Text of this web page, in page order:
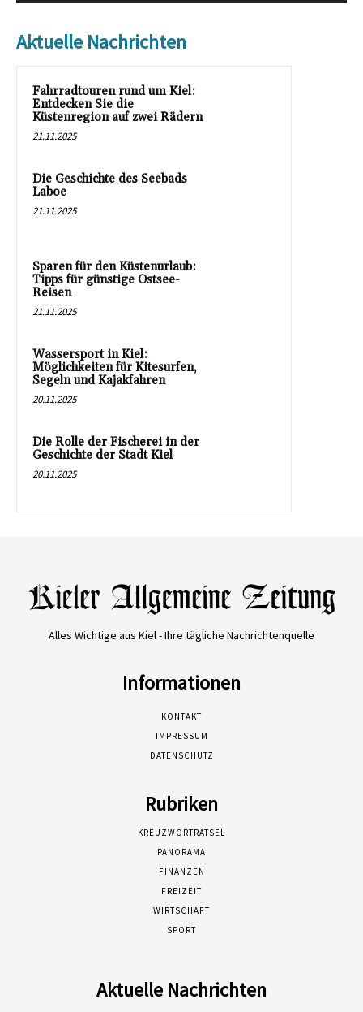
Aktuelle Nachrichten
Fahrradtouren rund um Kiel:
Entdecken Sie die
Küstenregion auf zwei Rädern
21.11.2025
Die Geschichte des Seebads
Laboe
21.11.2025
Sparen für den Küstenurlaub:
Tipps für günstige Ostsee-
Reisen
21.11.2025
Wassersport in Kiel:
Möglichkeiten für Kitesurfen,
Segeln und Kajakfahren
20.11.2025
Die Rolle der Fischerei in der
Geschichte der Stadt Kiel
20.11.2025
Alles Wichtige aus Kiel - Ihre tägliche Nachrichtenquelle
Informationen
KONTAKT
IMPRESSUM
DATENSCHUTZ
Rubriken
KREUZWORTRÄTSEL
PANORAMA
FINANZEN
FREIZEIT
WIRTSCHAFT
SPORT
Aktuelle Nachrichten